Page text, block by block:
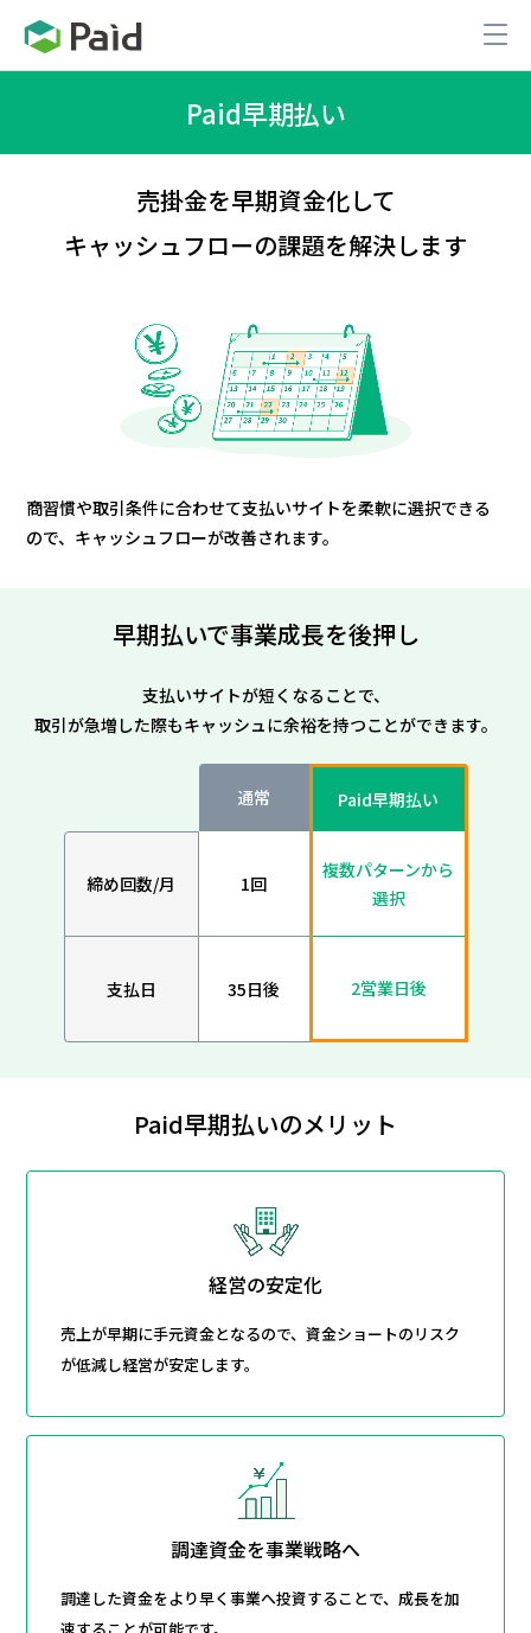
Paid早期払い
売掛金を早期資金化して
キャッシュフローの課題を解決します
商習慣や取引条件に合わせて支払いサイトを柔軟に選択できる
ので、キャッシュフローが改善されます。
早期払いで事業成長を後押し
支払いサイトが短くなることで、
取引が急増した際もキャッシュに余裕を持つことができます。
通常 Paid早期払い
締め回数/月 1回
複数パターンから
選択
支払日 35日後 2営業日後
Paid早期払いのメリット
経営の安定化
売上が早期に手元資金となるので、資金ショートのリスク
が低減し経営が安定します。
調達資金を事業戦略へ
調達した資金をより早く事業へ投資することで、成長を加